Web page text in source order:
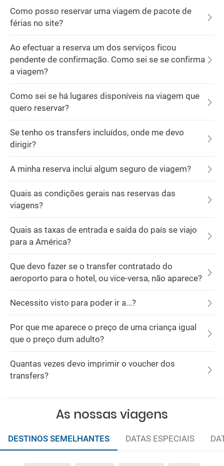
Como posso reservar uma viagem de pacote de
férias no site?
Ao efectuar a reserva um dos serviços ficou
pendente de confirmação. Como sei se se confirma
a viagem?
Como sei se há lugares disponíveis na viagem que
quero reservar?
Se tenho os transfers incluídos, onde me devo
dirigir?
A minha reserva inclui algum seguro de viagem?
Quais as condições gerais nas reservas das
viagens?
Quais as taxas de entrada e saída do país se viajo
para a América?
Que devo fazer se o transfer contratado do
aeroporto para o hotel, ou vice-versa, não aparece?
Necessito visto para poder ir a...?
Por que me aparece o preço de uma criança igual
que o preço dum adulto?
Quantas vezes devo imprimir o voucher dos
transfers?
As nossas viagens
DESTINOS SEMELHANTES DATAS ESPECIAIS